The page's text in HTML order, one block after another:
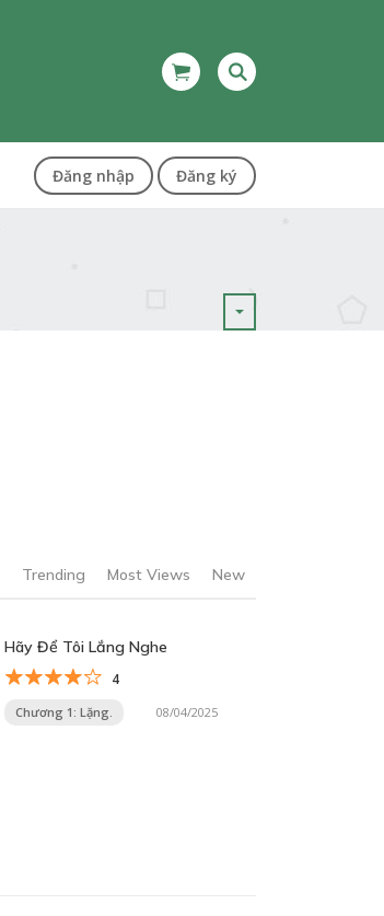
Đăng nhập Đăng ký
Trending Most Views New
Hãy Để Tôi Lắng Nghe
4
Chương 1: Lặng. 08/04/2025